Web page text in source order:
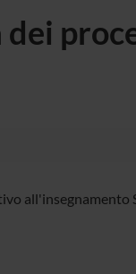
all'insegnamento